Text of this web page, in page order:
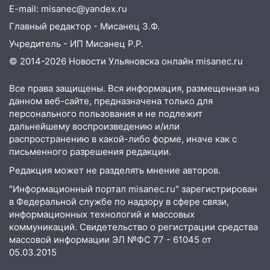
на 8 августа — кому повезет с
деньгами, а кого ждет неожиданная
04:47 В Ульяновской области объявили
07.08.2026
20:40 Ульяновские аграрии смогут
купить тракторы с отсрочкой платежа
до декабря
19:34 В следственном управлении
состоялось торжественное
мероприятие, приуроченное к
празднованию Дня сотрудника органов
следствия Российской Федерации
19:30 Ульяновцев приглашают
поддержать «Симбирскую чебурашку»
на фестивале «ФормАРТ»
E-mail: misanec@yandex.ru
Главный редактор - Мисанец З.Ф.
Учредитель - ИП Мисанец Р.Р.
© 2014-2026 Новости Ульяновска онлайн misanec.ru
Все права защищены. Вся информация, размещенная на
данном веб-сайте, предназначена только для
персонального пользования и не подлежит
дальнейшему воспроизведению и/или
распространению в какой-либо форме, иначе как с
письменного разрешения редакции.
Редакция может не разделять мнение авторов.
"Информационный портал misanec.ru" зарегистрирован
в Федеральной службе по надзору в сфере связи,
информационных технологий и массовых
коммуникаций. Свидетельство о регистрации средства
массовой информации ЭЛ №ФС 77 - 61045 от
05.03.2015